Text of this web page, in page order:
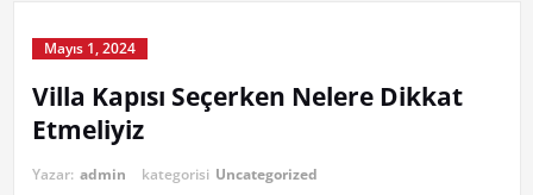
Mayıs 1, 2024
Villa Kapısı Seçerken Nelere Dikkat
Etmeliyiz
Yazar: admin kategorisi Uncategorized